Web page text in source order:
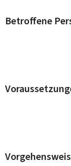
Betroffene